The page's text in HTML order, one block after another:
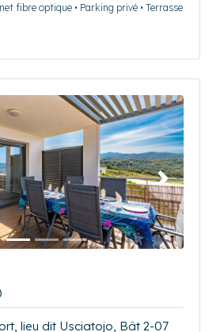
fibre optique • Parking privé • Terrasse
Suivant
lieu dit Usciatojo, Bât 2-07